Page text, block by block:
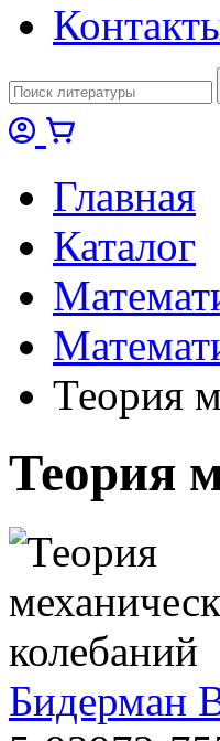
Главная
Каталог
Теория
Теория
Бидерман